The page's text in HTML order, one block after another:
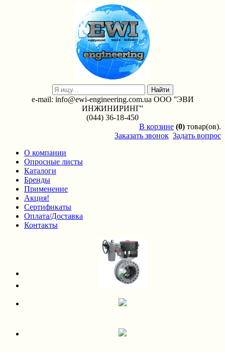
e-mail: info@ewi-engineering.com.ua ООО ''ЭВИ
ИНЖИНИРИНГ''
(044) 36-18-450
В корзине (0) товар(ов).
Заказать звонок Задать вопрос
О компании
Опросные листы
Каталоги
Бренды
Применение
Акция!
Сертификаты
Оплата/Доставка
Контакты